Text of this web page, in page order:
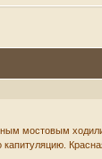
мостовым